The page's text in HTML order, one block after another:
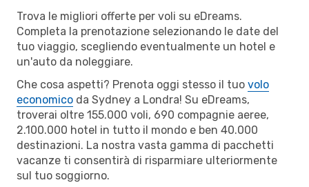
Trova le migliori offerte per voli su eDreams.
Completa la prenotazione selezionando le date del
tuo viaggio, scegliendo eventualmente un hotel e
un'auto da noleggiare.
Che cosa aspetti? Prenota oggi stesso il tuo volo
economico da Sydney a Londra! Su eDreams,
troverai oltre 155.000 voli, 690 compagnie aeree,
2.100.000 hotel in tutto il mondo e ben 40.000
destinazioni. La nostra vasta gamma di pacchetti
vacanze ti consentirà di risparmiare ulteriormente
sul tuo soggiorno.